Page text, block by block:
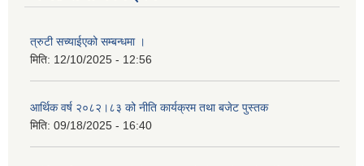
त्रुटी सच्याईएको सम्बन्धमा ।
मिति: 12/10/2025 - 12:56
आर्थिक वर्ष २०८२।८३ को नीति कार्यक्रम तथा बजेट पुस्तक
मिति: 09/18/2025 - 16:40